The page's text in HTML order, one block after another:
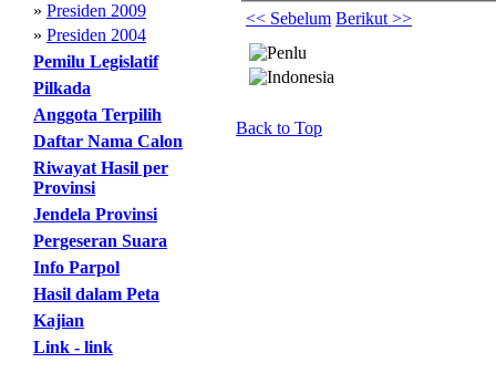
» Presiden 2009
» Presiden 2004
Pemilu Legislatif
Pilkada
Anggota Terpilih
Daftar Nama Calon
Riwayat Hasil per
Provinsi
Jendela Provinsi
Pergeseran Suara
Info Parpol
Hasil dalam Peta
Kajian
Link - link
<< Sebelum Berikut >>
Back to Top